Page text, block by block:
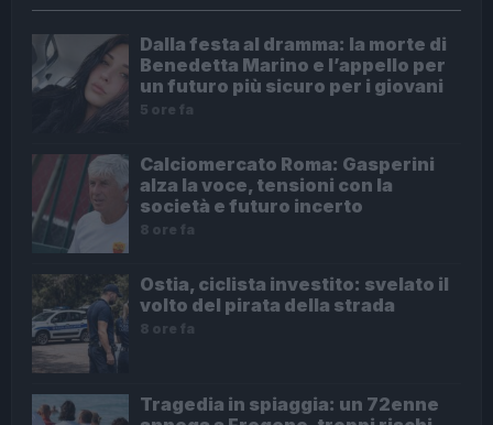
Dalla festa al dramma: la morte di
Benedetta Marino e l’appello per
un futuro più sicuro per i giovani
5 ore fa
Calciomercato Roma: Gasperini
alza la voce, tensioni con la
società e futuro incerto
8 ore fa
Ostia, ciclista investito: svelato il
volto del pirata della strada
8 ore fa
Tragedia in spiaggia: un 72enne